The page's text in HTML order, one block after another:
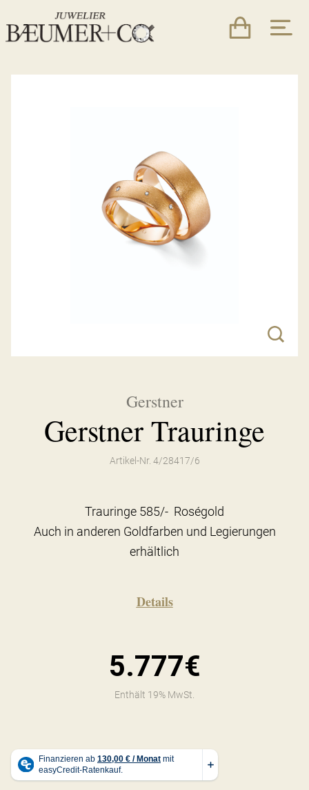
Gerstner
Gerstner Trauringe
Artikel-Nr. 4/28417/6
Trauringe 585/- Roségold
Auch in anderen Goldfarben und Legierungen
erhältlich
Details
5.777€
Enthält 19% MwSt.